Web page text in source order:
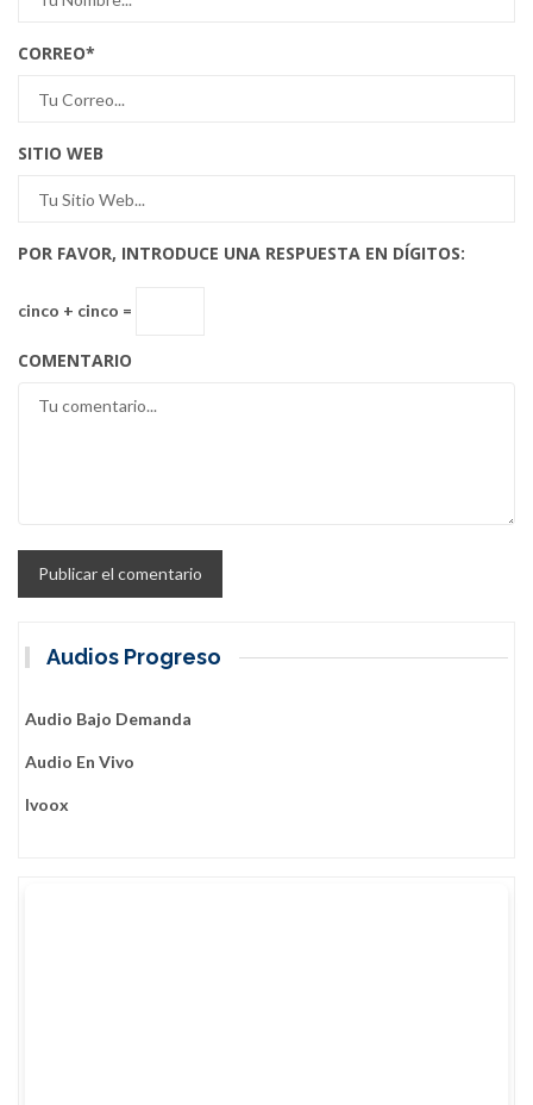
CORREO*
SITIO WEB
POR FAVOR, INTRODUCE UNA RESPUESTA EN DÍGITOS:
cinco + cinco =
COMENTARIO
Audios Progreso
Audio Bajo Demanda
Audio En Vivo
Ivoox